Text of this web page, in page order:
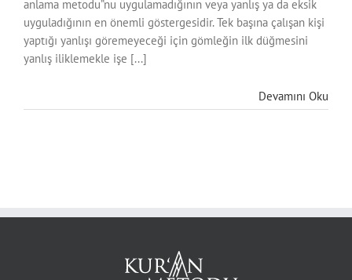
anlama metodu”nu uygulamadığının veya yanlış ya da eksik
uyguladığının en önemli göstergesidir. Tek başına çalışan kişi
yaptığı yanlışı göremeyeceği için gömleğin ilk düğmesini
yanlış iliklemekle işe [...]
Devamını Oku